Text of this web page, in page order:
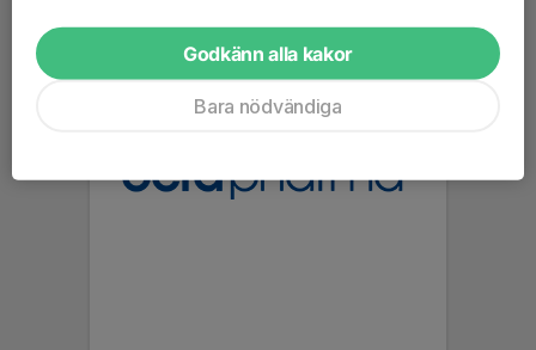
Godkänn alla kakor
Bara nödvändiga